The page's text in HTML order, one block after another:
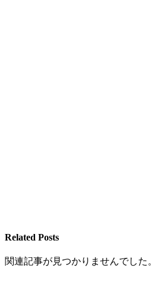
Related Posts
関連記事が見つかりませんでした。